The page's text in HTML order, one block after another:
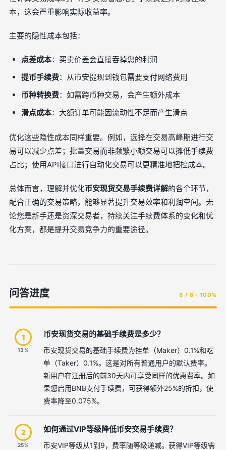
本，这会严重影响实际收益率。
主要的隐性成本包括：
点差成本：买卖价差会直接吞掉您的利润
提币手续费：从币安提现到钱包需要支付网络费用
币种转换费：如需跨币种交易，会产生额外成本
滑点成本：大额订单可能因流动性不足而产生滑点
优化这些隐性成本同样重要。例如，选择在交易高峰期进行交
易可以减少点差；批量交易而非频繁小额交易可以摊低手续费
占比；使用API接口进行自动化交易可以更精准地把控成本。
总体而言，理解并优化币安现货交易手续费详解的各个环节，
配合正确的交易策略，能够显著提升交易效率和利润空间。无
论您是新手还是资深交易者，持续关注手续费体系的变化和优
化方案，都是提升交易竞争力的重要途径。
问答进度 8 / 8 · 100%
1
13%
币安现货交易的基础手续费是多少？
币安现货交易的基础手续费为挂单（Maker）0.1%和吃
单（Taker）0.1%。这是对所有普通用户的默认费率。
新用户在注册后的前30天内可享受同样的优惠费率。如
果您启用BNB支付手续费，可获得额外25%的折扣，使
费率降至0.075%。
2
25%
如何通过VIP等级降低币安交易手续费？
币安VIP等级从1到9，费率随等级递减。获得VIP等级需